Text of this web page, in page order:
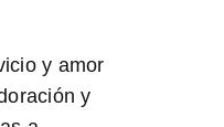
y amor
y